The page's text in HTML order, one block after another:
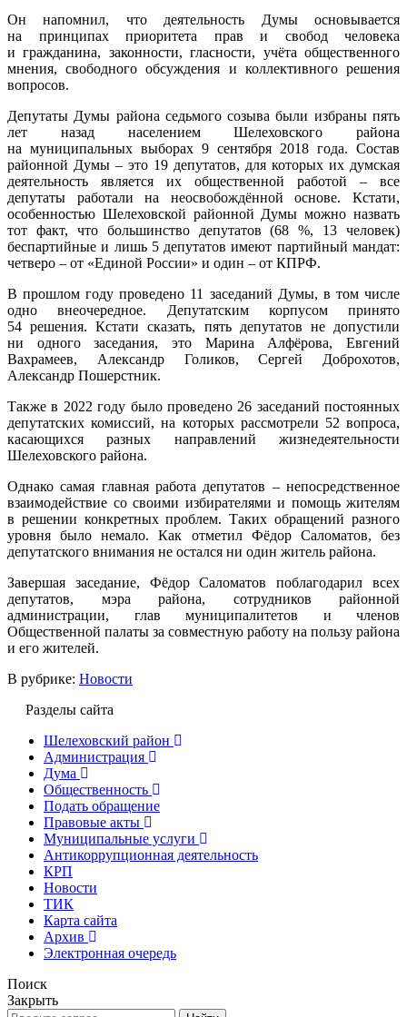
Он напомнил, что деятельность Думы основывается
на принципах приоритета прав и свобод человека
и гражданина, законности, гласности, учёта общественного
мнения, свободного обсуждения и коллективного решения
вопросов.
Депутаты Думы района седьмого созыва были избраны пять
лет назад населением Шелеховского района
на муниципальных выборах 9 сентября 2018 года. Состав
районной Думы – это 19 депутатов, для которых их думская
деятельность является их общественной работой – все
депутаты работали на неосвобождённой основе. Кстати,
особенностью Шелеховской районной Думы можно назвать
тот факт, что большинство депутатов (68 %, 13 человек)
беспартийные и лишь 5 депутатов имеют партийный мандат:
четверо – от «Единой России» и один – от КПРФ.
В прошлом году проведено 11 заседаний Думы, в том числе
одно внеочередное. Депутатским корпусом принято
54 решения. Кстати сказать, пять депутатов не допустили
ни одного заседания, это Марина Алфёрова, Евгений
Вахрамеев, Александр Голиков, Сергей Доброхотов,
Александр Пошерстник.
Также в 2022 году было проведено 26 заседаний постоянных
депутатских комиссий, на которых рассмотрели 52 вопроса,
касающихся разных направлений жизнедеятельности
Шелеховского района.
Однако самая главная работа депутатов – непосредственное
взаимодействие со своими избирателями и помощь жителям
в решении конкретных проблем. Таких обращений разного
уровня было немало. Как отметил Фёдор Саломатов, без
депутатского внимания не остался ни один житель района.
Завершая заседание, Фёдор Саломатов поблагодарил всех
депутатов, мэра района, сотрудников районной
администрации, глав муниципалитетов и членов
Общественной палаты за совместную работу на пользу района
и его жителей.
В рубрике: Новости
Разделы сайта
Шелеховский район
Администрация
Дума
Общественность
Подать обращение
Правовые акты
Муниципальные услуги
Антикоррупционная деятельность
КРП
Новости
ТИК
Карта сайта
Архив
Электронная очередь
Поиск
Закрыть